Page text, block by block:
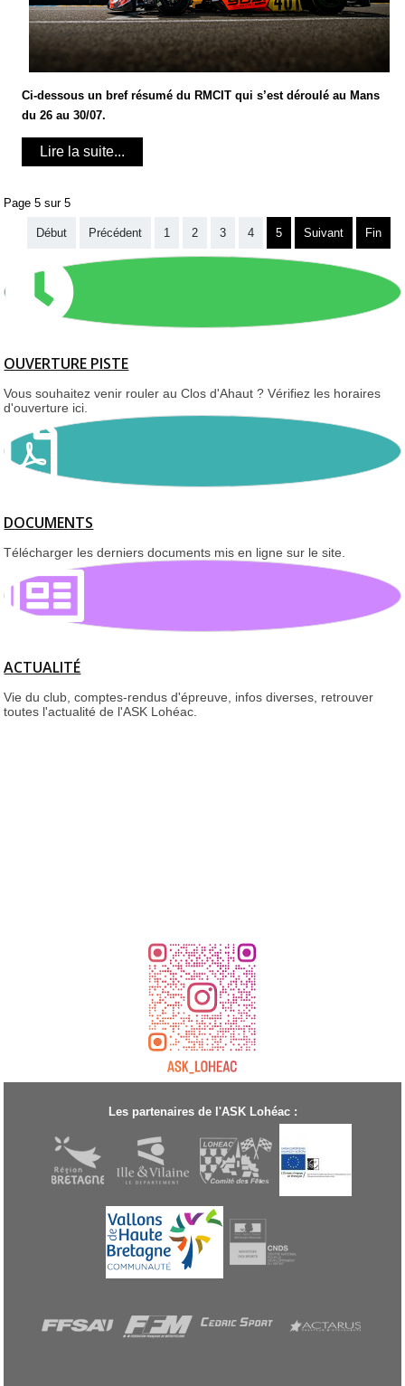
Ci-dessous un bref résumé du RMCIT qui s’est déroulé au Mans
du 26 au 30/07.
Lire la suite...
Page 5 sur 5
Début Précédent 1 2 3 4 5 Suivant Fin
OUVERTURE PISTE
Vous souhaitez venir rouler au Clos d'Ahaut ? Vérifiez les horaires
d'ouverture ici.
DOCUMENTS
Télécharger les derniers documents mis en ligne sur le site.
ACTUALITÉ
Vie du club, comptes-rendus d'épreuve, infos diverses, retrouver
toutes l'actualité de l'ASK Lohéac.
Les partenaires de l'ASK Lohéac :